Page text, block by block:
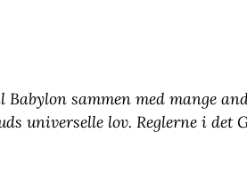
sammen med mange
universelle lov. Reglerne i det